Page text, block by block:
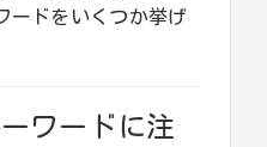
ードをいくつか挙げ
ワードに注